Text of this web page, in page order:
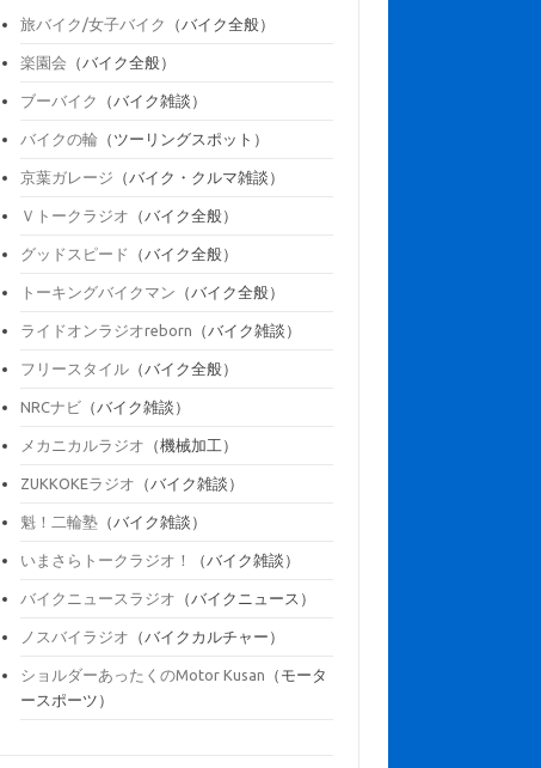
旅バイク/女子バイク （バイク全般）
楽園会 （バイク全般）
ブーバイク （バイク雑談）
バイクの輪 （ツーリングスポット）
京葉ガレージ （バイク・クルマ雑談）
Ｖトークラジオ （バイク全般）
グッドスピード （バイク全般）
トーキングバイクマン （バイク全般）
ライドオンラジオreborn （バイク雑談）
フリースタイル （バイク全般）
NRCナビ （バイク雑談）
メカニカルラジオ （機械加工）
ZUKKOKEラジオ （バイク雑談）
魁！二輪塾 （バイク雑談）
いまさらトークラジオ！ （バイク雑談）
バイクニュースラジオ （バイクニュース）
ノスバイラジオ （バイクカルチャー）
ショルダーあったくのMotor Kusan （モータ
ースポーツ）